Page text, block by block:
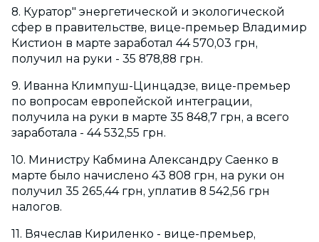
8. Куратор" энергетической и экологической
сфер в правительстве, вице-премьер Владимир
Кистион в марте заработал 44 570,03 грн,
получил на руки - 35 878,88 грн.
9. Иванна Климпуш-Цинцадзе, вице-премьер
по вопросам европейской интеграции,
получила на руки в марте 35 848,7 грн, а всего
заработала - 44 532,55 грн.
10. Министру Кабмина Александру Саенко в
марте было начислено 43 808 грн, на руки он
получил 35 265,44 грн, уплатив 8 542,56 грн
налогов.
11. Вячеслав Кириленко - вице-премьер,